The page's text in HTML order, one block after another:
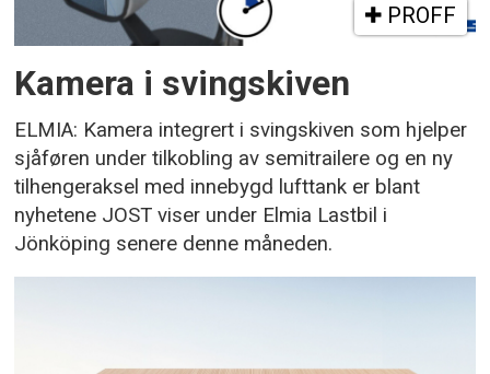
PROFF
Kamera i svingskiven
ELMIA: Kamera integrert i svingskiven som hjelper
sjåføren under tilkobling av semitrailere og en ny
tilhengeraksel med innebygd lufttank er blant
nyhetene JOST viser under Elmia Lastbil i
Jönköping senere denne måneden.